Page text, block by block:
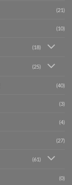
(21)
(10)
(18)
(25)
(40)
(3)
(4)
(27)
(61)
(0)